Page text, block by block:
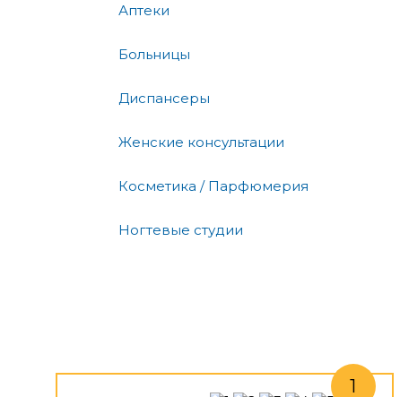
Аптеки
Больницы
Диспансеры
Женские консультации
Косметика / Парфюмерия
Ногтевые студии